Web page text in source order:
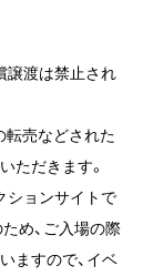
譲渡は禁止され
転売などされた
ただきます。
ションサイトで
め、ご入場の際
ますので、イベ